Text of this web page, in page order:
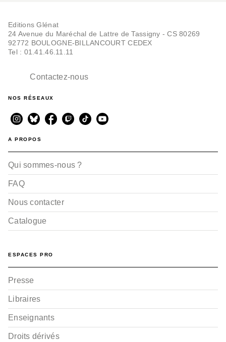
Editions Glénat
24 Avenue du Maréchal de Lattre de Tassigny - CS 80269
92772 BOULOGNE-BILLANCOURT CEDEX
Tel : 01.41.46.11.11
Contactez-nous
NOS RÉSEAUX
A PROPOS
Qui sommes-nous ?
FAQ
Nous contacter
Catalogue
ESPACES PRO
Presse
Libraires
Enseignants
Droits dérivés